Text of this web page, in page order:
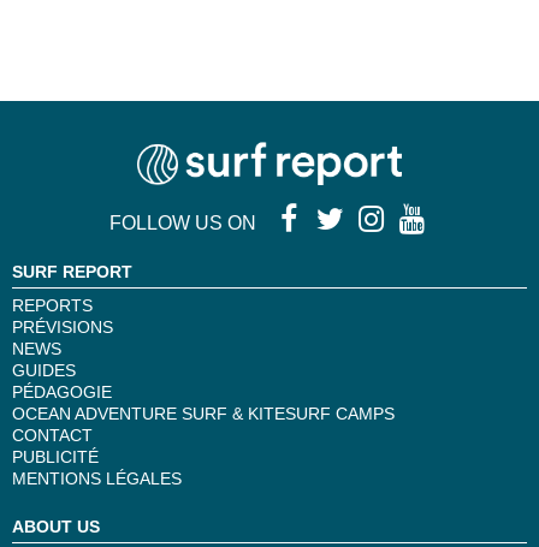
FOLLOW US ON
SURF REPORT
REPORTS
PRÉVISIONS
NEWS
GUIDES
PÉDAGOGIE
OCEAN ADVENTURE SURF & KITESURF CAMPS
CONTACT
PUBLICITÉ
MENTIONS LÉGALES
ABOUT US